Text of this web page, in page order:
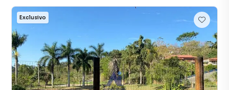
Exclusivo